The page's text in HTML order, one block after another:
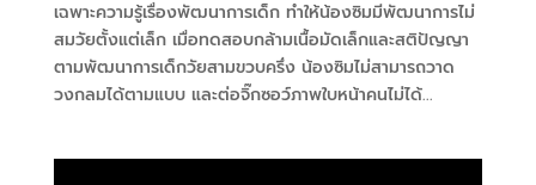
เฉพาะความรู้เรื่องพัฒนาการเด็ก ทำให้น้องซิมมีพัฒนาการไม่
สมวัยตั้งแต่เล็ก เมื่อทดสอบกล้ามเนื้อมัดเล็กและสติปัญญา
ตามพัฒนาการเด็กวัยสามขวบครึ่ง น้องซิมไม่สามารถวาด
วงกลมได้ตามแบบ และต่อจิ๊กซอว์ภาพใบหน้าคนไม่ได้...